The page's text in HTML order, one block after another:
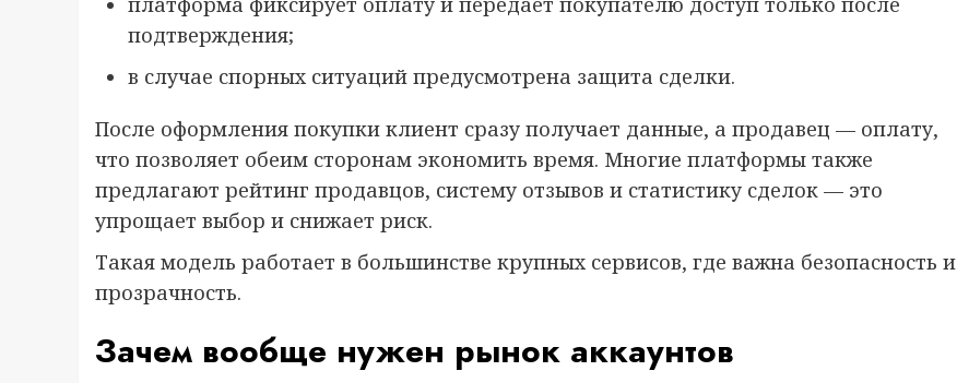
подтверждения;
в случае спорных ситуаций предусмотрена защита сделки.
После оформления покупки клиент сразу получает данные, а продавец — оплату,
что позволяет обеим сторонам экономить время. Многие платформы также
предлагают рейтинг продавцов, систему отзывов и статистику сделок — это
упрощает выбор и снижает риск.
Такая модель работает в большинстве крупных сервисов, где важна безопасность и
прозрачность.
Зачем вообще нужен рынок аккаунтов